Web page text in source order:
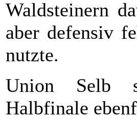
Waldsteinern
aber defensiv
nutzte.
Union Selb
Halbfinale